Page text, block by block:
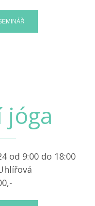
jóga
od 9:00 do 18:00